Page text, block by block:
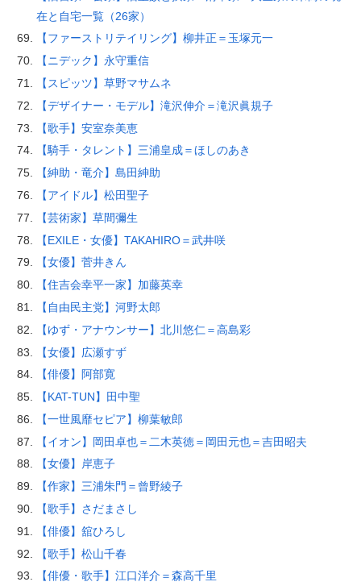
在と自宅一覧（26家）
【ファーストリテイリング】柳井正＝玉塚元一
【ニデック】永守重信
【スピッツ】草野マサムネ
【デザイナー・モデル】滝沢伸介＝滝沢眞規子
【歌手】安室奈美恵
【騎手・タレント】三浦皇成＝ほしのあき
【紳助・竜介】島田紳助
【アイドル】松田聖子
【芸術家】草間彌生
【EXILE・女優】TAKAHIRO＝武井咲
【女優】菅井きん
【住吉会幸平一家】加藤英幸
【自由民主党】河野太郎
【ゆず・アナウンサー】北川悠仁＝高島彩
【女優】広瀬すず
【俳優】阿部寛
【KAT-TUN】田中聖
【一世風靡セピア】柳葉敏郎
【イオン】岡田卓也＝二木英徳＝岡田元也＝吉田昭夫
【女優】岸恵子
【作家】三浦朱門＝曾野綾子
【歌手】さだまさし
【俳優】舘ひろし
【歌手】松山千春
【俳優・歌手】江口洋介＝森高千里